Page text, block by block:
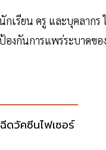
เรียน ครู และบุคลากร
งกันการแพร่ระบาดขอ
ดวัคซีนไฟเซอร์